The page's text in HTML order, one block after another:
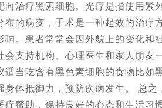
治疗黑素细胞。光疗是指使用紫
的病变，手术是一种起效的治疗
。患者常常会因外貌上的变化和
支持机构、心理医生和家人朋友
当吃含有黑色素细胞的食物比如
体抵御力，预防疾病发生。 总之
帮助，保持良好的心态和生活习